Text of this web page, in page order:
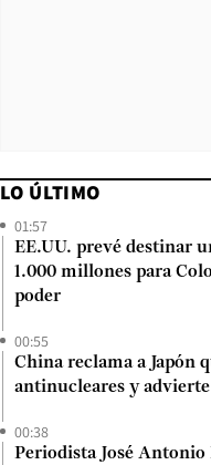
LO ÚLTIMO
01:57
EE.UU. prevé destinar
1.000 millones para
poder
00:55
China reclama a Japón
antinucleares y
00:38
Periodista José